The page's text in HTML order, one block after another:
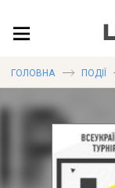
ЛОКАЦІЇ
ГОЛОВНА ПОДІЇ